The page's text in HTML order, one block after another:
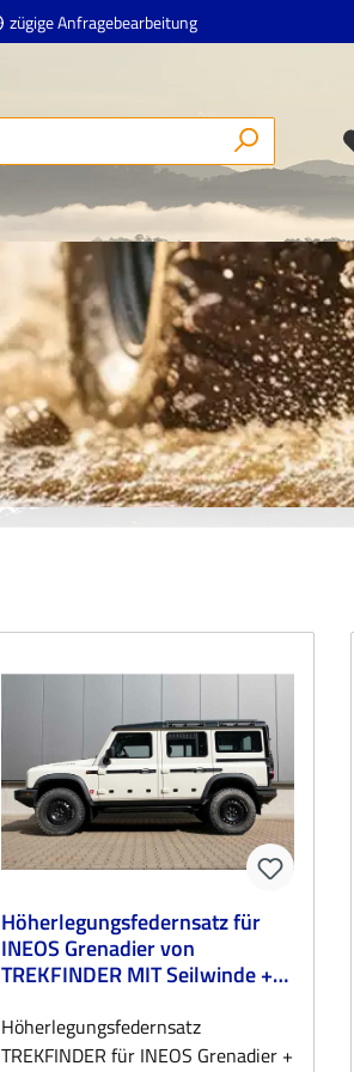
zügige Anfragebearbeitung
Höherlegungsfedernsatz für
INEOS Grenadier von
TREKFINDER MIT Seilwinde +
Höherlegungsfedernsatz
TREKFINDER für INEOS Grenadier +